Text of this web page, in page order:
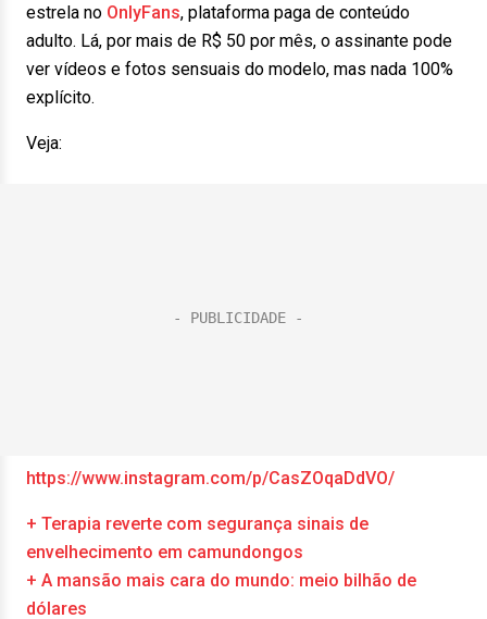
estrela no OnlyFans, plataforma paga de conteúdo
adulto. Lá, por mais de R$ 50 por mês, o assinante pode
ver vídeos e fotos sensuais do modelo, mas nada 100%
explícito.
Veja:
https://www.instagram.com/p/CasZOqaDdVO/
+ Terapia reverte com segurança sinais de
envelhecimento em camundongos
+ A mansão mais cara do mundo: meio bilhão de
dólares